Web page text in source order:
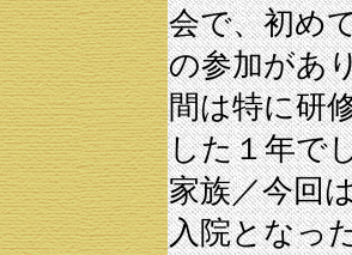
会で、初め
の参加があ
間は特に研
した１年で
家族／今回
入院となっ